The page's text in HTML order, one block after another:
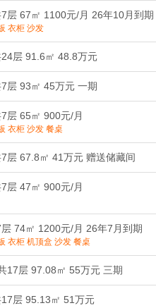
层 67㎡ 1100元/月 26年10月到期
衣柜 沙发
层 91.6㎡ 48.8万元
层 93㎡ 45万元 一期
层 65㎡ 900元/月
衣柜 沙发 餐桌
层 67.8㎡ 41万元 赠送储藏间
层 47㎡ 900元/月
74㎡ 1200元/月 26年7月到期
衣柜 机顶盒 沙发 餐桌
17层 97.08㎡ 55万元 三期
层 95.13㎡ 51万元